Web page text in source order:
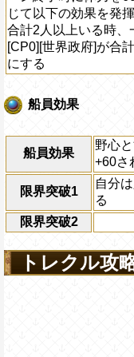
じて以下の効果を発
合計2人以上いる時、
[CP0][世界政府]が合
にする
船員効果
船員効果
野心
+60さ
限界突破1
自分
る
限界突破2
トレクル攻